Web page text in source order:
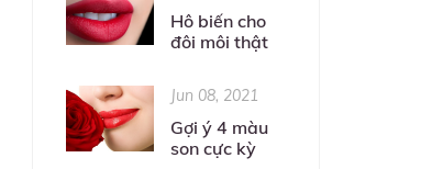
Hô biến cho
đôi môi thật
Jun 08, 2021
Gợi ý 4 màu
son cực kỳ